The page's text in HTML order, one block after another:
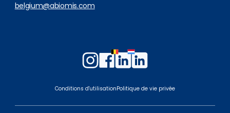
belgium@abiomis.com
Follow
us
on
Follow
us
on
Follow
us
on
Belgium
Follow
us
Luxembourg
Conditions d'utilisationPolitique de vie privée